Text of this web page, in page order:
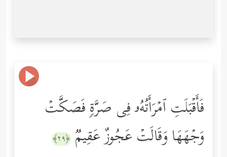
فَأَقۡبَلَتِ ٱمۡرَأَتُهُۥ فِی صَرَّةࣲ فَصَكَّتۡ
وَجۡهَهَا وَقَالَتۡ عَجُوزٌ عَقِیمࣱ ﴿٢٩﴾